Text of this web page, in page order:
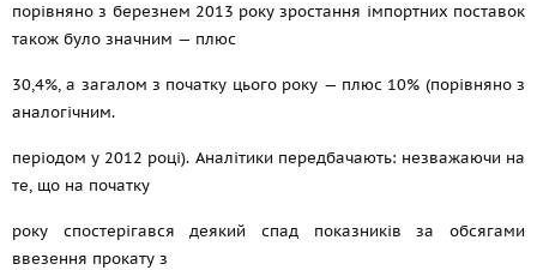
порівняно з березнем 2013 року зростання імпортних поставок
також було значним — плюс
30,4%, а загалом з початку цього року — плюс 10% (порівняно з
аналогічним.
періодом у 2012 році). Аналітики передбачають: незважаючи на
те, що на початку
року спостерігався деякий спад показників за обсягами
ввезення прокату з